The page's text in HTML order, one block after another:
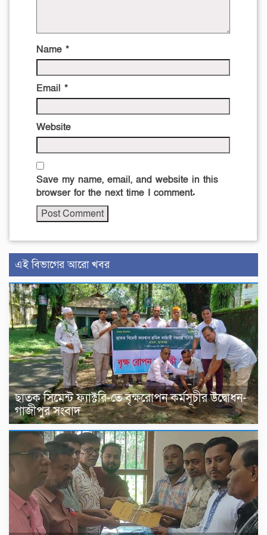
Name *
Email *
Website
Save my name, email, and website in this
browser for the next time I comment.
এই বিভাগের আরো খবর
ছাতক সিমেন্ট ফ্যাক্টরি-তে বৃক্ষরোপন কর্মসূচীর উদ্বোধন-
গাজীপুর সংবাদ